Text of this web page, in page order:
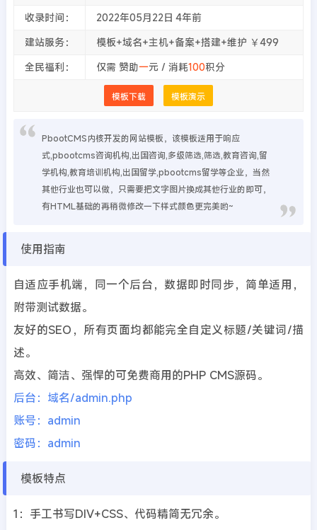
收录时间：
2022年05月22日 4年前
建站服务：
模板+域名+主机+备案+搭建+维护 ￥499
全民福利：
仅需 赞助一元 / 消耗100积分
模板下载 模板演示
PbootCMS内核开发的网站模板，该模板适用于响应
式,pbootcms咨询机构,出国咨询,多级筛选,筛选,教育咨询,留
学机构,教育培训机构,出国留学,pbootcms留学等企业，当然
其他行业也可以做，只需要把文字图片换成其他行业的即可，
有HTML基础的再稍微修改一下样式颜色更完美哟~
使用指南
自适应手机端，同一个后台，数据即时同步，简单适用，
附带测试数据。
友好的SEO，所有页面均都能完全自定义标题/关键词/描
述。
高效、简洁、强悍的可免费商用的PHP CMS源码。
后台：域名/admin.php
账号：admin
密码：admin
模板特点
1：手工书写DIV+CSS、代码精简无冗余。